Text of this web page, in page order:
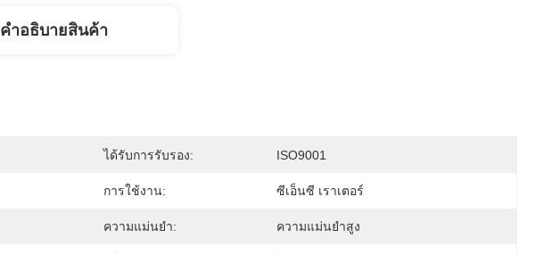
คําอธิบายสินค้า
ได้รับการรับรอง: ISO9001
การใช้งาน: ซีเอ็นซี เราเตอร์
ความแม่นยำ: ความแม่นยําสูง